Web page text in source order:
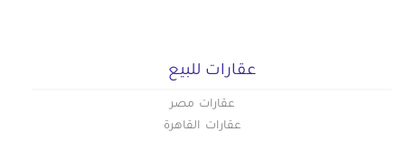
عقارات للبيع
عقارات مصر
عقارات القاهرة